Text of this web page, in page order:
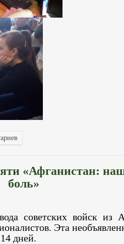
«Афганистан:
боль»
советских войск из
Эта
дней.